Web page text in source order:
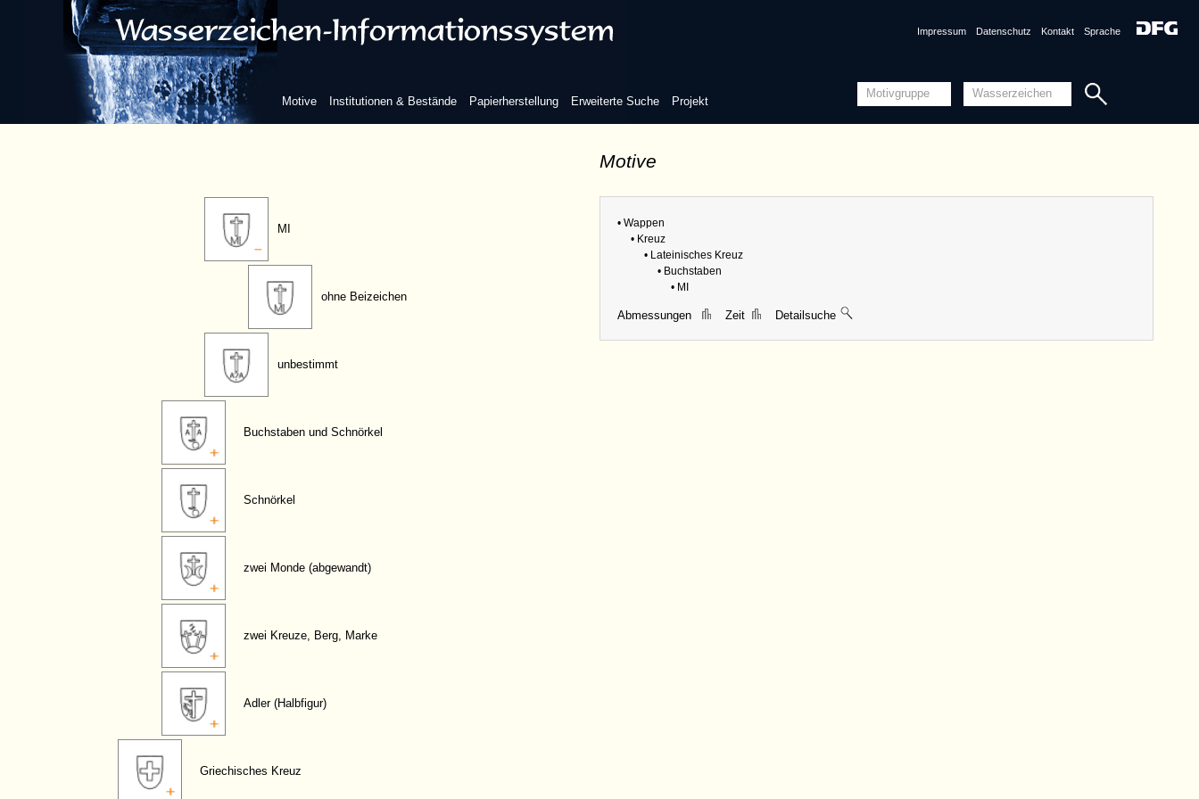
Motive Institutionen & Bestände Papierherstellung Erweiterte Suche Projekt
Impressum Datenschutz Kontakt Sprache
Motive
B
C
MI
ohne Beizeichen
unbestimmt
Buchstaben und Schnörkel
Schnörkel
zwei Monde (abgewandt)
zwei Kreuze, Berg, Marke
Adler (Halbfigur)
Griechisches Kreuz
• Wappen
• Kreuz
• Lateinisches Kreuz
• Buchstaben
• MI
Abmessungen Zeit Detailsuche